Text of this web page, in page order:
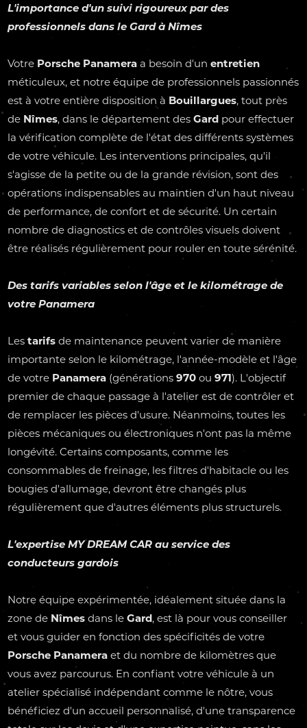
L'importance d'un suivi rigoureux par des
professionnels dans leGardàNîmes
Votre Porsche Panamera a besoin d'unentretien
méticuleux, et notre équipe de professionnels passionnés
est à votre entière disposition à Bouillargues, tout près
de Nîmes, dans le département desGard pour effectuer
la vérification complète de l'état des différents systèmes
de votre véhicule. Les interventions principales, qu'il
s'agisse de la petite ou de la grande révision, sont des
opérations indispensables au maintien d'un haut niveau
de performance, de confort et de sécurité. Un certain
nombre de diagnostics et de contrôles visuels doivent
être réalisés régulièrement pour rouler en toute sérénité.
Destarifsvariables selon l'âge et le kilométrage de
votrePanamera
Lestarifsde maintenance peuvent varier de manière
importante selon le kilométrage, l'année-modèle et l'âge
de votre Panamera (générations970ou971 ). L'objectif
premier de chaque passage à l'atelier est de contrôler et
de remplacer les pièces d'usure. Néanmoins, toutes les
pièces mécaniques ou électroniques n'ont pas la même
longévité. Certains composants, comme les
consommables de freinage, les filtres d'habitacle ou les
bougies d'allumage, devront être changés plus
régulièrement que d'autres éléments plus structurels.
L'expertise MY DREAM CARau service des
conducteursgardois
Notre équipe expérimentée, idéalement située dans la
zone de Nîmesdans leGard , est là pour vous conseiller
et vous guider en fonction des spécificités de votre
Porsche Panameraet du nombre de kilomètres que
vous avez parcourus. En confiant votre véhicule à un
atelier spécialisé indépendant comme le nôtre, vous
bénéficiez d'un accueil personnalisé, d'une transparence